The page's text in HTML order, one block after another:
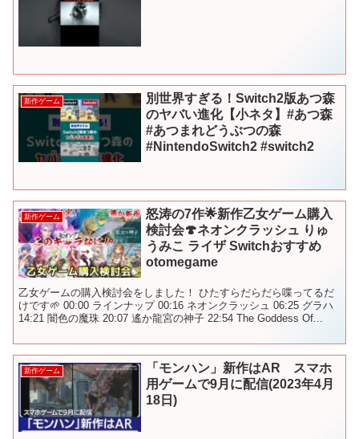
新作ゲーム
別世界すぎる！Switch2版あつ森
のヤバい進化【小ネタ】#あつ森
#あつまれどうぶつの森
#NintendoSwitch2 #switch2
新作ゲーム
怒涛の7作🌟新作乙女ゲーム購入
検討会🍄ネオンクラッシュ りゅ
うみこ ライザ Switchおすすめ
otomegame
乙女ゲームの購入検討会をしました！ ひたすらだらだら喋ってるだ
けです🌱 00:00 ラインナップ 00:16 ネオンクラッシュ 06:25 グラハ
14:21 闇色の魔珠 20:07 遙か龍宮の神子 22:54 The Goddess Of...
新作ゲーム
「モンハン」新作はAR スマホ
用ゲームで9月に配信(2023年4月
18日)